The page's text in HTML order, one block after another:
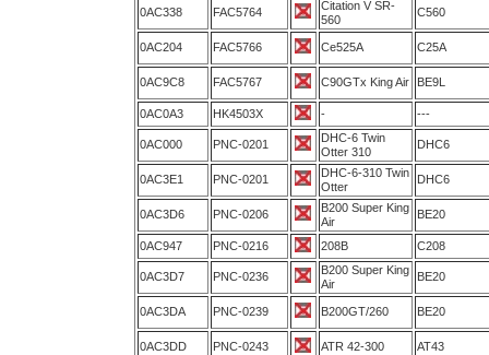
0AC338 FAC5764
Citation V SR-
560
C560
0AC204 FAC5766 Ce525A C25A
0AC9C8 FAC5767 C90GTx King Air BE9L
0AC0A3 HK4503X - ---
0AC000 PNC-0201
DHC-6 Twin
Otter 310
DHC6
0AC3E1 PNC-0201
DHC-6-310 Twin
Otter
DHC6
0AC3D6 PNC-0206
B200 Super King
Air
BE20
0AC947 PNC-0216 208B C208
0AC3D7 PNC-0236
B200 Super King
Air
BE20
0AC3DA PNC-0239 B200GT/260 BE20
0AC3DD PNC-0243 ATR 42-300 AT43